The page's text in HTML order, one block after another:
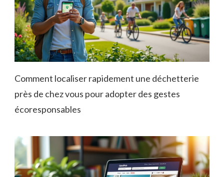
Comment localiser rapidement une déchetterie
près de chez vous pour adopter des gestes
écoresponsables